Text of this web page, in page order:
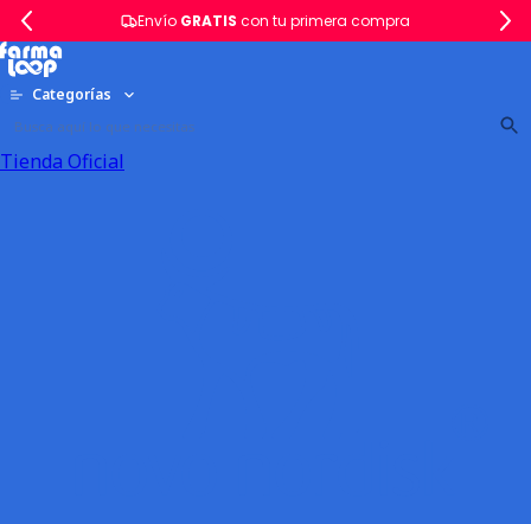
Envío GRATIS con tu primera compra
Categorías
Tienda Oficial